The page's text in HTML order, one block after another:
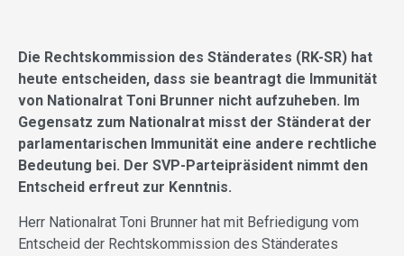
Die Rechtskommission des Ständerates (RK-SR) hat
heute entscheiden, dass sie beantragt die Immunität
von Nationalrat Toni Brunner nicht aufzuheben. Im
Gegensatz zum Nationalrat misst der Ständerat der
parlamentarischen Immunität eine andere rechtliche
Bedeutung bei. Der SVP-Parteipräsident nimmt den
Entscheid erfreut zur Kenntnis.
Herr Nationalrat Toni Brunner hat mit Befriedigung vom
Entscheid der Rechtskommission des Ständerates